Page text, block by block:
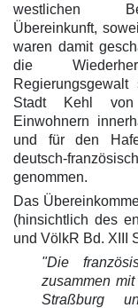
westlichen
Übereinkunft,
waren damit
die
Stadt Kehl von
Einwohnern
und für den
deutsch-
genommen.
Das
(hinsichtlich des
und VölkR Bd. XIII
"Die
zusammen
Straßburg